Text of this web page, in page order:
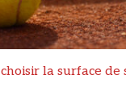
la surface de